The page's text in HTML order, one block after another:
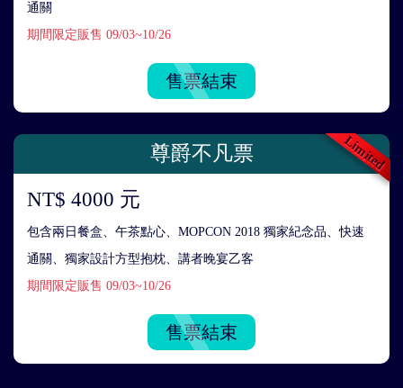
通關
期間限定販售 09/03~10/26
售票結束
Limited
尊爵不凡票
NT$ 4000 元
包含兩日餐盒、午茶點心、MOPCON 2018 獨家紀念品、快速
通關、獨家設計方型抱枕、講者晚宴乙客
期間限定販售 09/03~10/26
售票結束